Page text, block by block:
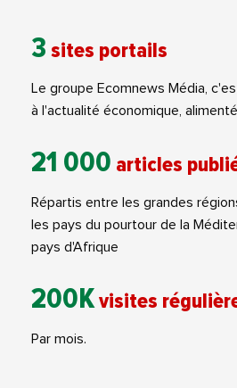
3 sites portails
Le groupe Ecomnews Média,
à l'actualité économique,
21 000 articles
Répartis entre les grandes
les pays du pourtour de la
pays d'Afrique
200Kvisites
Par mois.